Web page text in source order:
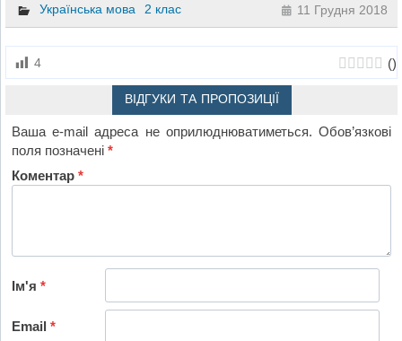
Українська мова 2 клас 11 Грудня 2018
4 ()
ВІДГУКИ ТА ПРОПОЗИЦІЇ
Ваша e-mail адреса не оприлюднюватиметься. Обов’язкові
поля позначені*
Коментар*
Ім'я*
Email*